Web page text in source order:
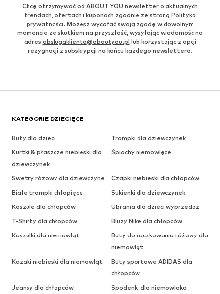
Chcę otrzymywać od ABOUT YOU newsletter o aktualnych
trendach, ofertach i kuponach zgodnie ze stroną Polityka
prywatności. Możesz wycofać swoją zgodę w dowolnym
momencie ze skutkiem na przyszłość, wysyłając wiadomość na
adres obslugaklienta@aboutyou.pl lub korzystając z opcji
rezygnacji z subskrypcji na końcu każdego newslettera.
KATEGORIE DZIECIĘCE
Buty dla dzieci
Trampki dla dziewczynek
Kurtki & płaszcze niebieski dla
dziewczynek
Śpiochy niemowlęce
Swetry różowy dla dziewczyne
Czapki niebieski dla chłopców
Białe trampki chłopięce
Sukienki dla dziewczynek
Koszule dla chłopców
Ubrania dla dzieci wyprzedaż
T-Shirty dla chłopców
Bluzy Nike dla chłopców
Koszulki dla niemowląt
Buty do raczkowania różowy dla
niemowląt
Kozaki niebieski dla niemowląt
Buty sportowe ADIDAS dla
chłopców
Jeansy dla chłopców
Spodenki dla niemowlaka